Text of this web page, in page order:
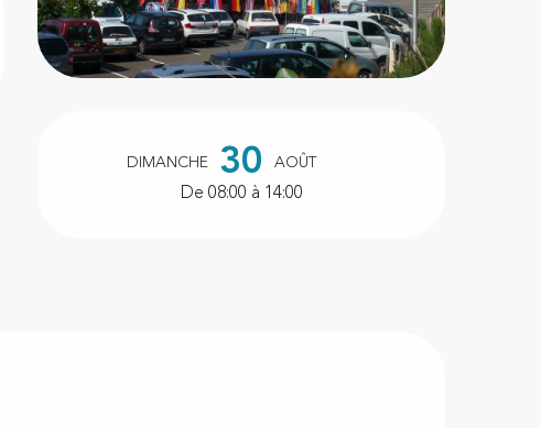
Ouverture et coordonnées
DIMANCHE 30 AOÛT
De 08:00 à 14:00